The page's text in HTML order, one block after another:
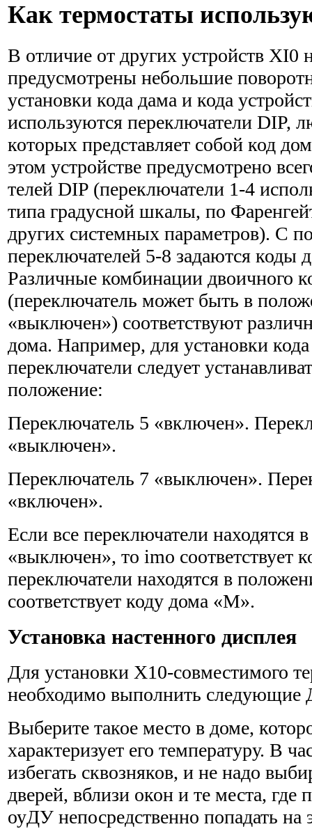
Как термостаты
В отличие от других устройств XI0
предусмотре­ны небольшие
установки кода дама и кода
используются переключатели DIP,
которых представляет собой код
этом устройстве предусмотрено
телей DIP (переключатели 1-4
типа градус­ной шкалы, по
других системных пара­метров). С
переключателей 5-8 задаются коды
Различные комбинации двоичного
(переключатель может быть в
«выключен») соответствуют
дома. Например, для уста­новки
переключатели следует
положение:
Переключатель 5 «включен».
«выключен».
Переключатель 7 «выключен».
«включен».
Если все переключатели находятся
«выключен», то imo соответствует
переключатели находятся в
соответствует коду дома «М».
Установка настенного дисплея
Для установки Х10-совместимого
необходимо выполнить следующие
Выберите такое место в доме,
характеризует его температуру. В
избегать сквозняков, и не надо
дверей, вблизи окон и те места,
оуДУ непосредственно попадать на